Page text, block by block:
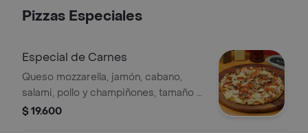
Pizzas Especiales
Especial de Carnes
Queso mozzarella, jamón, cabano,
salami, pollo y champiñones, tamaño a
elegir
$ 19.600